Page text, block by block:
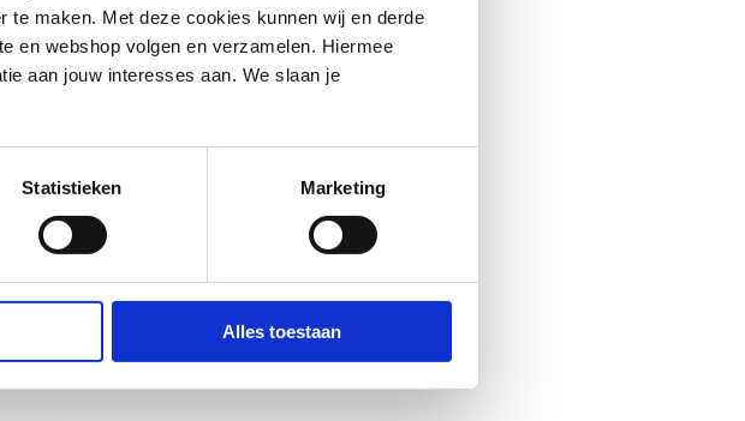
te maken. Met deze cookies kunnen wij en derde
en webshop volgen en verzamelen. Hiermee
aan jouw interesses aan. We slaan je
Statistieken Marketing
Alles toestaan